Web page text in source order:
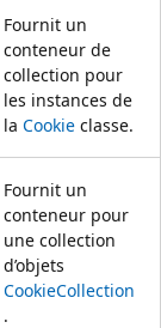
Fournit un
conteneur de
collection pour
les instances de
la Cookie classe.
Fournit un
conteneur pour
une collection
d’objets
CookieCollection
.